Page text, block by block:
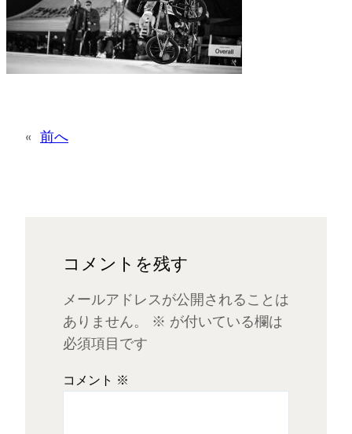
« 前へ
コメントを残す
メールアドレスが公開されることは
ありません。
※ が付いている欄は
必須項目です
コメント ※